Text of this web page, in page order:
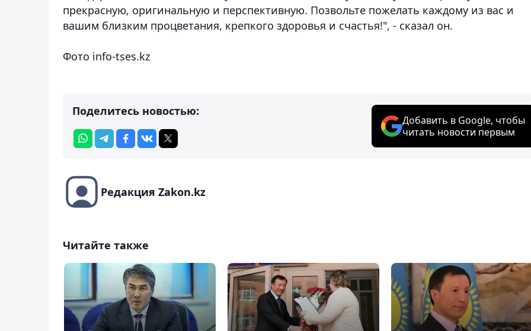
прекрасную, оригинальную и перспективную. Позвольте пожелать каждому из вас и
вашим близким процветания, крепкого здоровья и счастья!", - сказал он.
Фото info-tses.kz
Поделитесь новостью:
Добавить в Google, чтобы
читать новости первым
Редакция Zakon.kz
Читайте также